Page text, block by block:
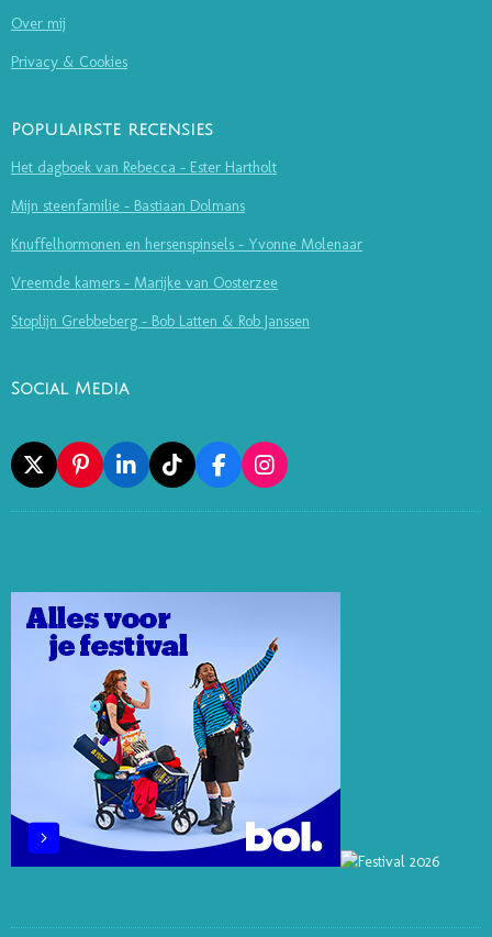
Over mij
Privacy & Cookies
Populairste recensies
Het dagboek van Rebecca - Ester Hartholt
Mijn steenfamilie - Bastiaan Dolmans
Knuffelhormonen en hersenspinsels - Yvonne Molenaar
Vreemde kamers - Marijke van Oosterzee
Stoplijn Grebbeberg - Bob Latten & Rob Janssen
Social Media
X
P
I
N
E
S
T
L
I
N
I
N
T
I
K
F
A
C
O
I
N
S
R
M